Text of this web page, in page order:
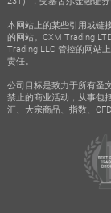
本网站上的某些引用或链
的网站。CXM Trading
Trading LLC 管控的网站
责任。
公司目标是致力于所有圣
禁止的商业活动，从事包
汇、大宗商品、指数、